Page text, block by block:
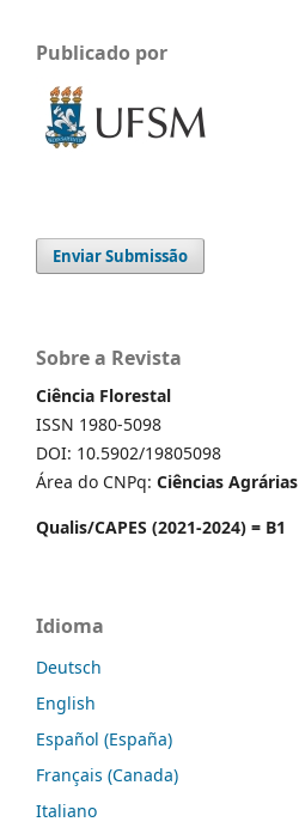
Publicado por
Enviar Submissão
Sobre a Revista
Ciência Florestal
ISSN 1980-5098
DOI: 10.5902/19805098
Área do CNPq: Ciências Agrárias
Qualis/CAPES (2021-2024) = B1
Idioma
Deutsch
English
Español (España)
Français (Canada)
Italiano